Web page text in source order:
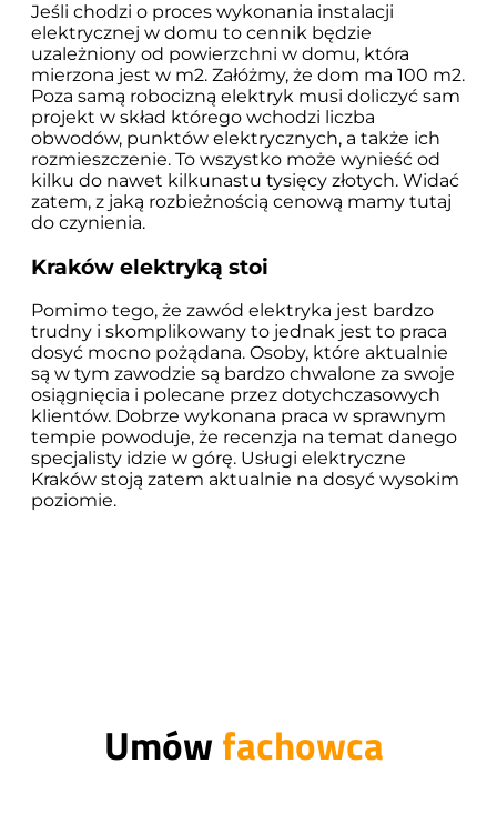
Jeśli chodzi o proces wykonania instalacji
elektrycznej w domu to cennik będzie
uzależniony od powierzchni w domu, która
mierzona jest w m2. Załóżmy, że dom ma 100 m2.
Poza samą robocizną elektryk musi doliczyć sam
projekt w skład którego wchodzi liczba
obwodów, punktów elektrycznych, a także ich
rozmieszczenie. To wszystko może wynieść od
kilku do nawet kilkunastu tysięcy złotych. Widać
zatem, z jaką rozbieżnością cenową mamy tutaj
do czynienia.
Kraków elektryką stoi
Pomimo tego, że zawód elektryka jest bardzo
trudny i skomplikowany to jednak jest to praca
dosyć mocno pożądana. Osoby, które aktualnie
są w tym zawodzie są bardzo chwalone za swoje
osiągnięcia i polecane przez dotychczasowych
klientów. Dobrze wykonana praca w sprawnym
tempie powoduje, że recenzja na temat danego
specjalisty idzie w górę. Usługi elektryczne
Kraków stoją zatem aktualnie na dosyć wysokim
poziomie.
Umówfachowca